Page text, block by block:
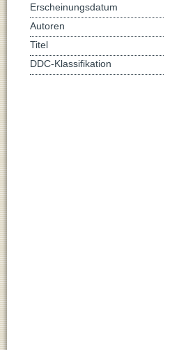
Erscheinungsdatum
Autoren
Titel
DDC-Klassifikation